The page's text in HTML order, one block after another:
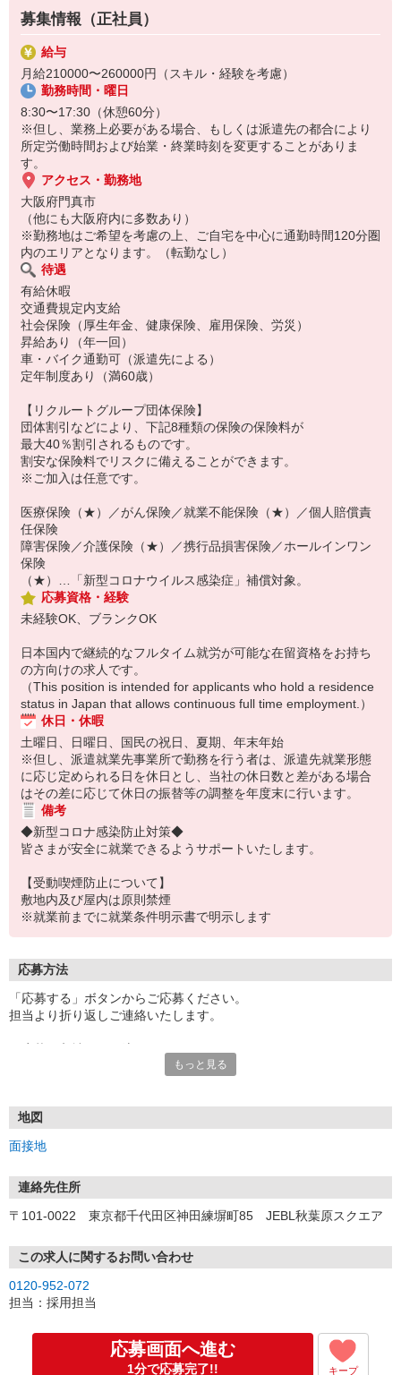
複雑な作業や力仕事はほとんどなく覚えやすいものばかり！
未経験の方もすぐに慣れていただけると思います。
※当社（株）テクノ・サービスに正社員採用の上で、派遣就業先事
業所へ派遣となります。
募集情報（正社員）
給与
月給210000〜260000円（スキル・経験を考慮）
勤務時間・曜日
8:30〜17:30（休憩60分）
※但し、業務上必要がある場合、もしくは派遣先の都合により
所定労働時間および始業・終業時刻を変更することがありま
す。
アクセス・勤務地
大阪府門真市
（他にも大阪府内に多数あり）
※勤務地はご希望を考慮の上、ご自宅を中心に通勤時間120分圏
内のエリアとなります。（転勤なし）
待遇
有給休暇
交通費規定内支給
社会保険（厚生年金、健康保険、雇用保険、労災）
昇給あり（年一回）
車・バイク通勤可（派遣先による）
定年制度あり（満60歳）
【リクルートグループ団体保険】
団体割引などにより、下記8種類の保険の保険料が
最大40％割引されるものです。
割安な保険料でリスクに備えることができます。
※ご加入は任意です。
医療保険（★）／がん保険／就業不能保険（★）／個人賠償責
任保険
障害保険／介護保険（★）／携行品損害保険／ホールインワン
保険
（★）…「新型コロナウイルス感染症」補償対象。
応募資格・経験
未経験OK、ブランクOK
日本国内で継続的なフルタイム就労が可能な在留資格をお持ち
の方向けの求人です。
（This position is intended for applicants who hold a residence
status in Japan that allows continuous full time employment.）
休日・休暇
土曜日、日曜日、国民の祝日、夏期、年末年始
※但し、派遣就業先事業所で勤務を行う者は、派遣先就業形態
に応じ定められる日を休日とし、当社の休日数と差がある場合
はその差に応じて休日の振替等の調整を年度末に行います。
備考
◆新型コロナ感染防止対策◆
皆さまが安全に就業できるようサポートいたします。
【受動喫煙防止について】
敷地内及び屋内は原則禁煙
※就業前までに就業条件明示書で明示します
応募方法
「応募する」ボタンからご応募ください。
担当より折り返しご連絡いたします。
*来社面接またはオンライン面接が可能です。
（応募情報不足の場合は、履歴書・職務経歴書を頂くケースがあ
▼内定（面接後、最短翌営業日）
*当社より内定通知をお送りします。
*内定にご承諾いただけましたら、採用決定となります。
*当社の正社員としてご入社いただきます。
*辞令の授与、オリエンテーションをお受けいただきます。
▼配属先の決定（★）
*当社が配属先を決定します。
▼就業開始
*配属先にて、当社の派遣スタッフとしてご就業いただきます。
もっと見る
地図
面接地
連絡先住所
〒101-0022 東京都千代田区神田練塀町85 JEBL秋葉原スクエア
この求人に関するお問い合わせ
0120-952-072
担当：採用担当
応募画面へ進む
1分で応募完了!! キープ